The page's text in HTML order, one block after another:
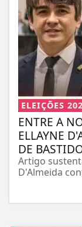
ELEIÇÕES
ENTRE A
ELLAYNE
DE
Artigo
D'Almeida